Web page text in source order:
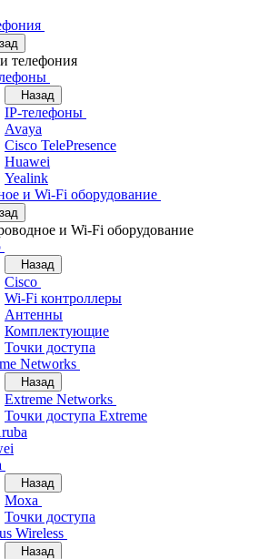
телефония
Назад
IP-телефоны
Avaya
Cisco TelePresence
Huawei
Yealink
и Wi-Fi оборудование
и Wi-Fi оборудование
Назад
Cisco
Wi-Fi контроллеры
Антенны
Комплектующие
Точки доступа
Networks
Назад
Extreme Networks
Точки доступа Extreme
Назад
Moxa
Точки доступа
Wireless
Назад